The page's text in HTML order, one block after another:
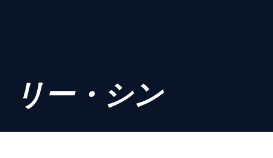
リー・シン